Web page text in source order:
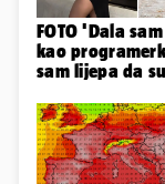
FOTO 'Dala
kao
sam lijepa da